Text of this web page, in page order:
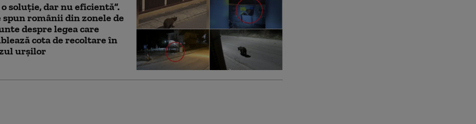
o soluție, dar nu eficientă”.
spun românii din zonele de
despre legea care
cota de recoltare în
urșilor